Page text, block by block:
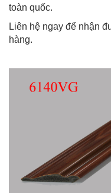
toàn quốc.
Liên hệ ngay để nhận
hàng.